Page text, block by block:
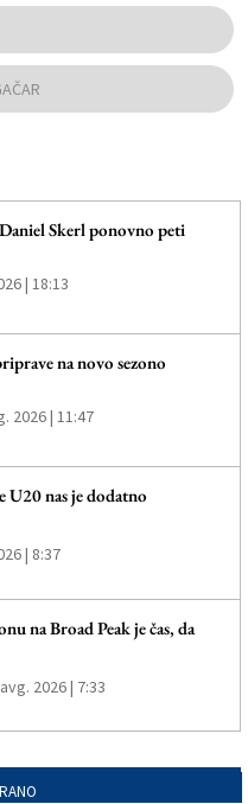
Skerl ponovno peti
| 18:13
na novo sezono
2026 | 11:47
U20 nas je dodatno
| 8:37
na Broad Peak je čas, da
2026 | 7:33